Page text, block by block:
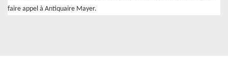
faire appel à Antiquaire Mayer.